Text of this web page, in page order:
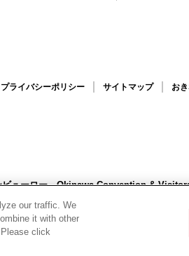
プライバシーポリシー サイトマップ お
ビューローOkinawa Convention &
1 沖縄産業支援センター2F
Bureau
our traffic. We
it with other
click